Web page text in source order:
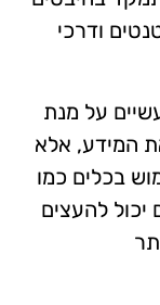
ודרכי
על מנת
המידע, אלא
בכלים כמו
יכול להעצים